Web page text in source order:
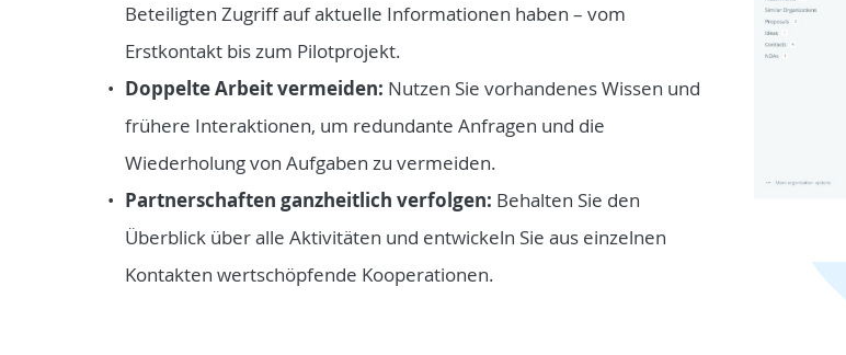
Beteiligten Zugriff auf aktuelle Informationen haben – vom
Erstkontakt bis zum Pilotprojekt.
Doppelte Arbeit vermeiden: Nutzen Sie vorhandenes Wissen und
frühere Interaktionen, um redundante Anfragen und die
Wiederholung von Aufgaben zu vermeiden.
Partnerschaften ganzheitlich verfolgen: Behalten Sie den
Überblick über alle Aktivitäten und entwickeln Sie aus einzelnen
Kontakten wertschöpfende Kooperationen.